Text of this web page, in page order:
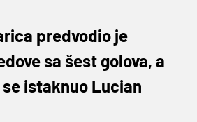
predvodio je
sa šest golova, a
istaknuo Lucian